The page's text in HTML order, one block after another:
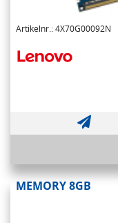
Artikelnr.: 4X70G00092N
MEMORY 8GB